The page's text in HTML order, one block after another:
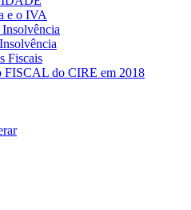
e o IVA
Fiscais
FISCAL do CIRE em 2018